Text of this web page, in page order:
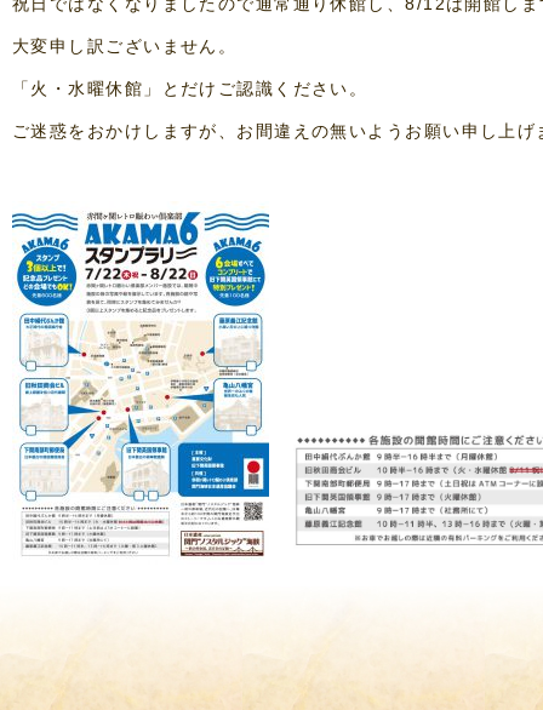
大変申し訳ございません。
「火・水曜休館」とだけご認識ください。
ご迷惑をおかけしますが、お間違えの無いようお願い申し上げ